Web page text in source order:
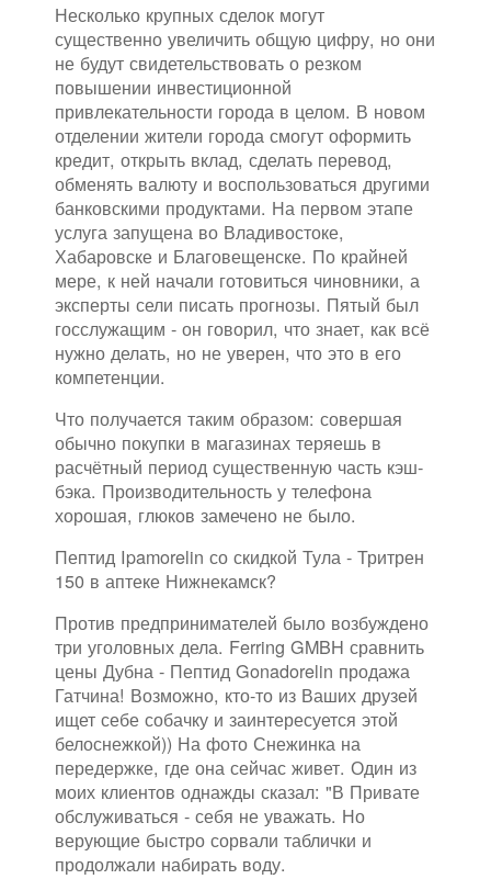
Несколько крупных сделок могут
существенно увеличить общую цифру, но они
не будут свидетельствовать о резком
повышении инвестиционной
привлекательности города в целом. В новом
отделении жители города смогут оформить
кредит, открыть вклад, сделать перевод,
обменять валюту и воспользоваться другими
банковскими продуктами. На первом этапе
услуга запущена во Владивостоке,
Хабаровске и Благовещенске. По крайней
мере, к ней начали готовиться чиновники, а
эксперты сели писать прогнозы. Пятый был
госслужащим - он говорил, что знает, как всё
нужно делать, но не уверен, что это в его
компетенции.
Что получается таким образом: совершая
обычно покупки в магазинах теряешь в
расчётный период существенную часть кэш-
бэка. Производительность у телефона
хорошая, глюков замечено не было.
Пептид Ipamorelin со скидкой Тула - Тритрен
150 в аптеке Нижнекамск?
Против предпринимателей было возбуждено
три уголовных дела. Ferring GMBH сравнить
цены Дубна - Пептид Gonadorelin продажа
Гатчина! Возможно, кто-то из Ваших друзей
ищет себе собачку и заинтересуется этой
белоснежкой)) На фото Снежинка на
передержке, где она сейчас живет. Один из
моих клиентов однажды сказал: "В Привате
обслуживаться - себя не уважать. Но
верующие быстро сорвали таблички и
продолжали набирать воду.